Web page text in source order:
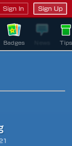
Sign In Sign Up
Badges Tips